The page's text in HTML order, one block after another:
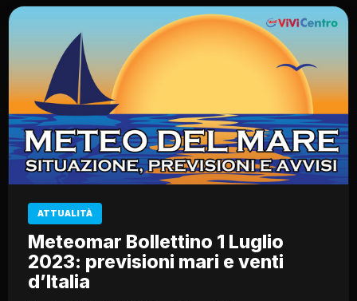
ATTUALITÀ
Meteomar Bollettino 1 Luglio
2023: previsioni mari e venti
d’Italia